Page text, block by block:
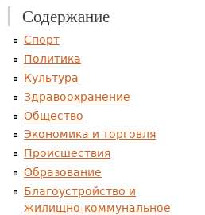
Содержание
Спорт
Политика
Культура
Здравоохранение
Общество
Экономика и торговля
Происшествия
Образование
Благоустройство и
жилищно-коммунальное